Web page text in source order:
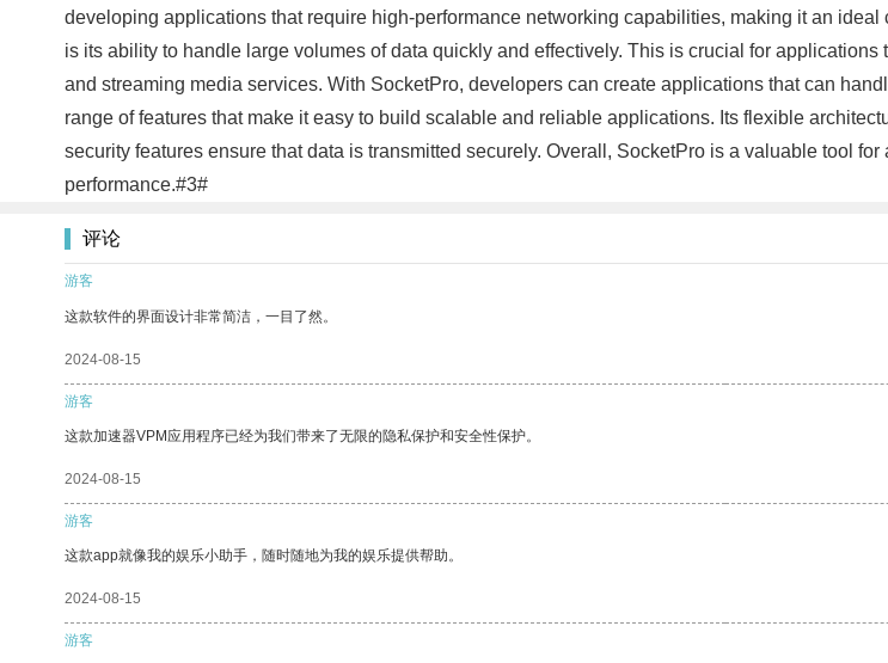
developing applications that require high-performance networking capabilities, making it an
is its ability to handle large volumes of data quickly and effectively. This is crucial for
and streaming media services. With SocketPro, developers can create applications that can
range of features that make it easy to build scalable and reliable applications. Its flexible
security features ensure that data is transmitted securely. Overall, SocketPro is a valuable tool
performance.#3#
评论
游客
这款软件的界面设计非常简洁，一目了然。
2024-08-15
游客
这款加速器VPM应用程序已经为我们带来了无限的隐私保护和安全性保护。
2024-08-15
游客
这款app就像我的娱乐小助手，随时随地为我的娱乐提供帮助。
2024-08-15
游客